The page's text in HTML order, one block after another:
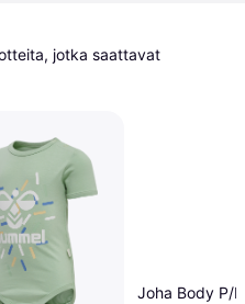
jotka saattavat
Joha Body P/